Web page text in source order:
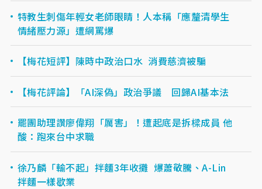
特教生刺傷年輕女老師眼睛！人本稱「應釐清學生
情緒壓力源」遭網罵爆
【梅花短評】陳時中政治口水 消費慈濟被騙
【梅花評論】「AI深偽」政治爭議 回歸AI基本法
罷團助理讚廖偉翔「厲害」！遭起底是拆樑成員 他
酸：跑來台中求職
徐乃麟「輸不起」拌麵3年收攤 爆蕭敬騰、A-Lin
拌麵一樣歇業